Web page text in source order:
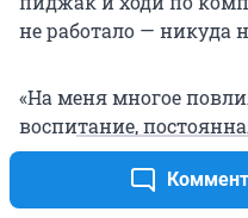
не работало — никуда
«На меня многое
воспитание,
сделали меня
связей, а в Америке
Если их нет, ты один